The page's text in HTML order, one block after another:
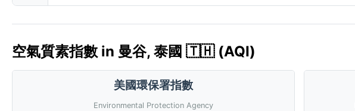
空氣質素指數 in 曼谷, 泰國 🇹🇭 (AQI)
美國環保署指數
Environmental Protection Agency